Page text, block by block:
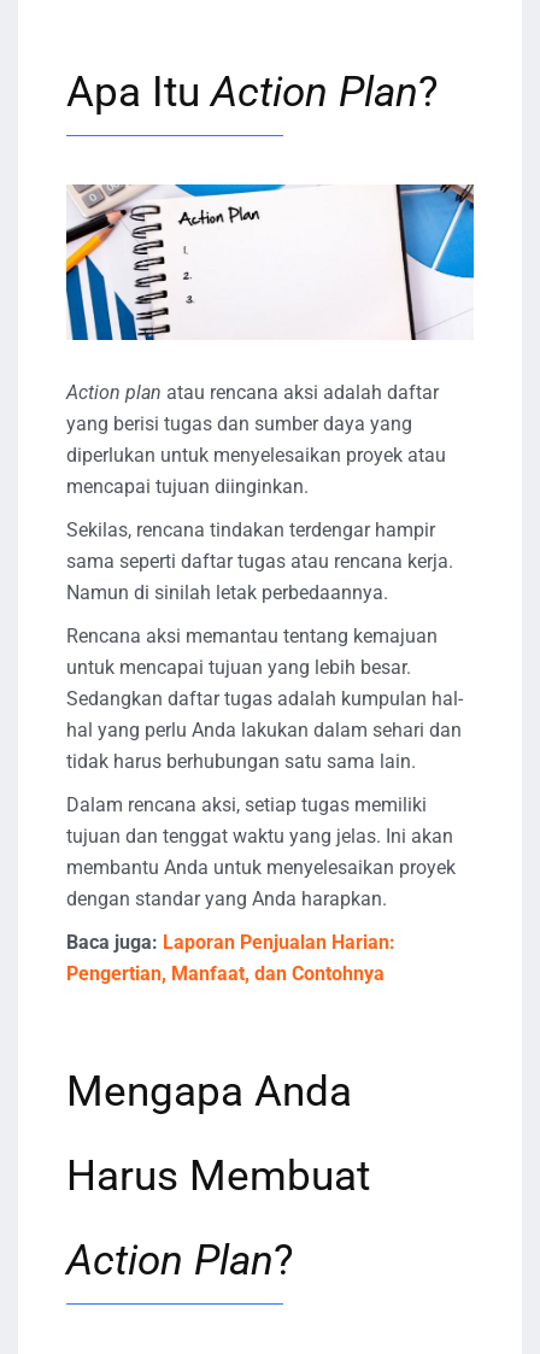
Apa ItuAction Plan?
Action plan atau rencana aksi adalah daftar
yang berisi tugas dan sumber daya yang
diperlukan untuk menyelesaikan proyek atau
mencapai tujuan diinginkan.
Sekilas, rencana tindakan terdengar hampir
sama seperti daftar tugas atau rencana kerja.
Namun di sinilah letak perbedaannya.
Rencana aksi memantau tentang kemajuan
untuk mencapai tujuan yang lebih besar.
Sedangkan daftar tugas adalah kumpulan hal-
hal yang perlu Anda lakukan dalam sehari dan
tidak harus berhubungan satu sama lain.
Dalam rencana aksi, setiap tugas memiliki
tujuan dan tenggat waktu yang jelas. Ini akan
membantu Anda untuk menyelesaikan proyek
dengan standar yang Anda harapkan.
Baca juga: Laporan Penjualan Harian:
Pengertian, Manfaat, dan Contohnya
Mengapa Anda
Harus Membuat
Action Plan?